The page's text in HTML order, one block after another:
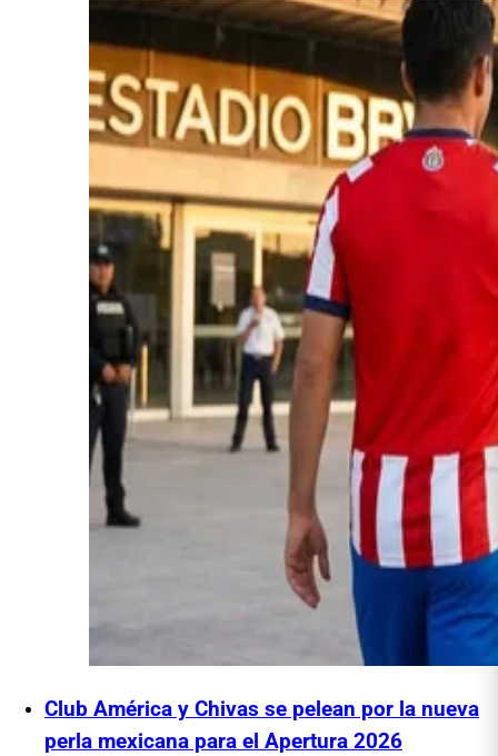
Club América y Chivas se pelean por la nueva
perla mexicana para el Apertura 2026